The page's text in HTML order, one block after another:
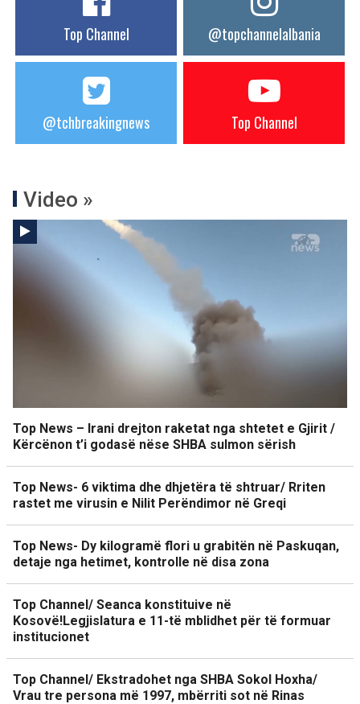
Top Channel @topchannelalbania
@tchbreakingnews Top Channel
Video »
Top News – Irani drejton raketat nga shtetet e Gjirit /
Kërcënon t’i godasë nëse SHBA sulmon sërish
Top News- 6 viktima dhe dhjetëra të shtruar/ Rriten
rastet me virusin e Nilit Perëndimor në Greqi
Top News- Dy kilogramë flori u grabitën në Paskuqan,
detaje nga hetimet, kontrolle në disa zona
Top Channel/ Seanca konstituive në
Kosovë!Legjislatura e 11-të mblidhet për të formuar
institucionet
Top Channel/ Ekstradohet nga SHBA Sokol Hoxha/
Vrau tre persona më 1997, mbërriti sot në Rinas